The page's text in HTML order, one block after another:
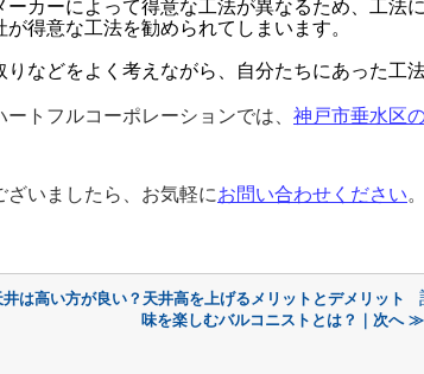
ーカーによって得意な工法が異なるため、工法
得意な工法を勧められてしまいます。
などをよく考えながら、自分たちにあった工
トフルコーポレーションでは、 神戸市垂水区
ざいましたら、お気軽にお問い合わせください。
は高い方が良い？天井高を上げるメリットとデメリット
味を楽しむバルコニストとは？｜次へ ≫